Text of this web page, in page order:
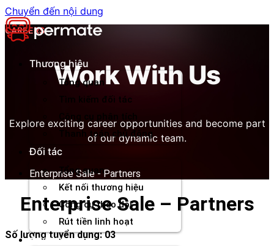
Chuyển đến nội dung
Thương hiệu
Tổng quan
Tìm kiếm đối tác
Công cụ phân tích
Thanh toán chủ động
Đối tác
Tổng quan
Kết nối thương hiệu
Công cụ theo dõi
Rút tiền linh hoạt
Agency
CAREERS
Work With Us
Explore exciting career opportunities and become part
of our dynamic team.
Enterprise Sale - Partners
Enterprise Sale – Partners
Số lượng tuyển dụng: 03